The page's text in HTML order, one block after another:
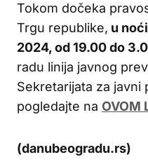
Tokom dočeka
Trgu republike, u
2024, od 19.00 do
radu linija javnog
Sekretarijata za javni
pogledajte na OVOM
(danubeogradu.rs)